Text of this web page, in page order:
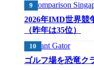
2026年IMD世界競
（昨年は35位）
ゴルフ場を恐竜ク